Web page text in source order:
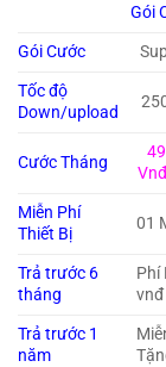
Gói
Gói Cước
Tốc độ
Down/upload
Cước Tháng
Vnđ
Miễn Phí
Thiết Bị
01
Trả trước 6
tháng
Phí
vnđ
Trả trước 1
năm